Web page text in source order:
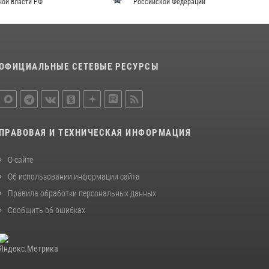
злоумышленников, напавших на бригаду
14 июля 2026, 12:20
Росгвардии Героя России генерала армии
федеральном округе Виталием Кузнецовым
30 июля 2026, 15:35 4
Российской Федерации
СЕТЕВЫЕ РЕСУРСЫ
ПРАВОВАЯ И ТЕХНИЧЕСКАЯ ИНФОРМАЦИЯ
О сайте
Об использовании информации сайта
Правила обработки персональных данных
Сообщить об ошибках